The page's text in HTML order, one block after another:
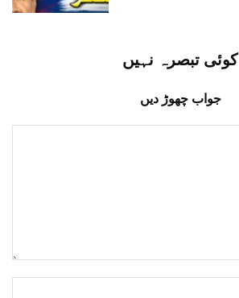
کوئی تبصرہ نہیں
جواب چھوڑ دیں